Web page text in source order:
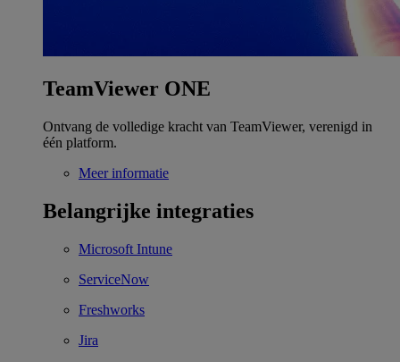
TeamViewer ONE
Ontvang de volledige kracht van TeamViewer, verenigd in
één platform.
Meer informatie
Belangrijke integraties
Microsoft Intune
ServiceNow
Freshworks
Jira